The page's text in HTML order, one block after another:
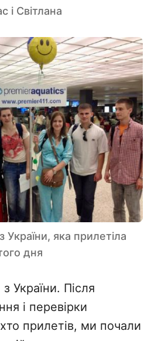
і Світлана
України, яка прилетіла
дня
України. Після
і перевірки
прилетів, ми почали